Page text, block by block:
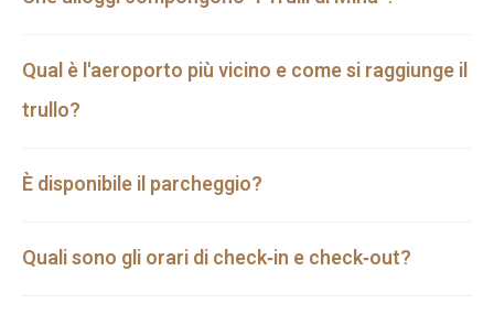
Qual è l'aeroporto più vicino e come si raggiunge il
trullo?
È disponibile il parcheggio?
Quali sono gli orari di check‑in e check‑out?